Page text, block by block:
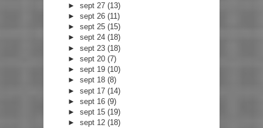
►sept 27(13)
►sept 26(11)
►sept 25(15)
►sept 24(18)
►sept 23(18)
►sept 20(7)
►sept 19(10)
►sept 18(8)
►sept 17(14)
►sept 16(9)
►sept 15(19)
►sept 12(18)